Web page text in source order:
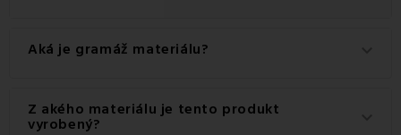
Aká je gramáž materiálu?
Gramáž materiálu použitého pre tento produkt je 280
g/m2.
Z akého materiálu je tento produkt
vyrobený?